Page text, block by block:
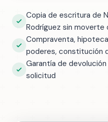
Copia de escritura de
Rodríguez sin moverte
Compraventa,
poderes, constitución
Garantía de
solicitud